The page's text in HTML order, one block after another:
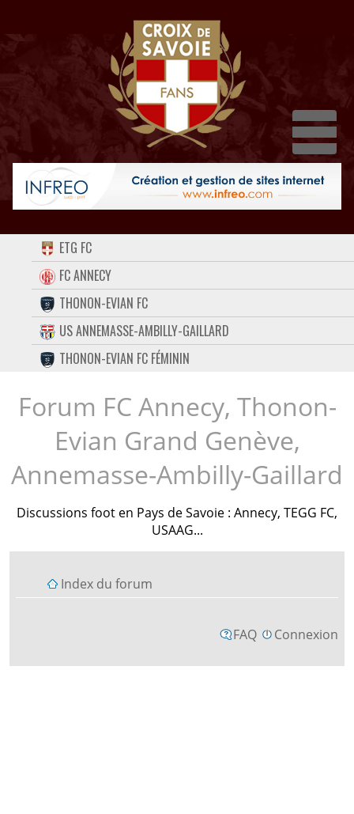
ACCUEIL
FORUM
CONTACT
FACEBOOK
TWITTER
INSTAGRAM
ETG FC
FC ANNECY
THONON-EVIAN FC
US ANNEMASSE-AMBILLY-GAILLARD
THONON-EVIAN FC FÉMININ
Forum FC Annecy, Thonon-
Evian Grand Genève,
Annemasse-Ambilly-Gaillard
Discussions foot en Pays de Savoie : Annecy, TEGG FC,
USAAG...
Index du forum
FAQ Connexion